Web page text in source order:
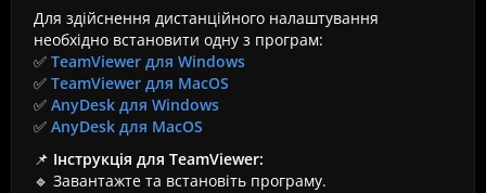
Для здійснення дистанційного налаштування
необхідно встановити одну з програм:
✅ TeamViewer для Windows
✅ TeamViewer для MacOS
✅ AnyDesk для Windows
✅ AnyDesk для MacOS
📌 Інструкція для TeamViewer:
🔹 Завантажте та встановіть програму.